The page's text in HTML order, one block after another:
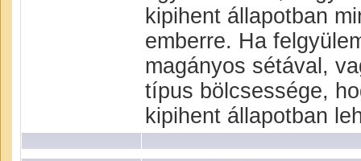
kipihent állapotban
emberre. Ha
magányos sétával,
típus bölcsessége,
kipihent állapotban